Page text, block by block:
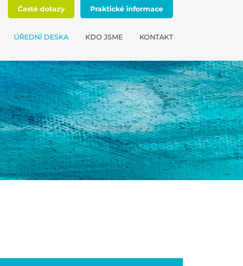
ÚŘEDNÍ DESKA KDO JSME KONTAKT
Časté dotazy Praktické informace